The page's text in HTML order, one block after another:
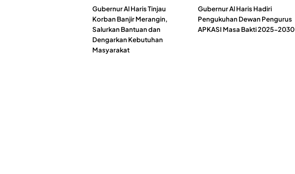
Gubernur Al Haris Tinjau
Korban Banjir Merangin,
Salurkan Bantuan dan
Dengarkan Kebutuhan
Masyarakat
Gubernur Al Haris Hadiri
Pengukuhan Dewan Pengurus
APKASI Masa Bakti 2025-2030